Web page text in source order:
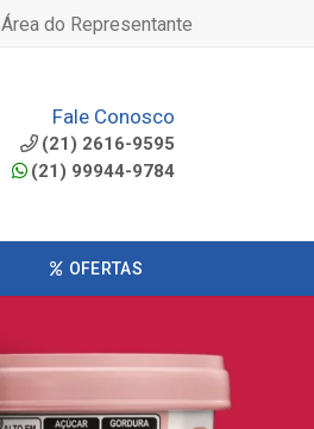
Área do Representante
Fale Conosco
(21) 2616-9595
(21) 99944-9784
OFERTAS